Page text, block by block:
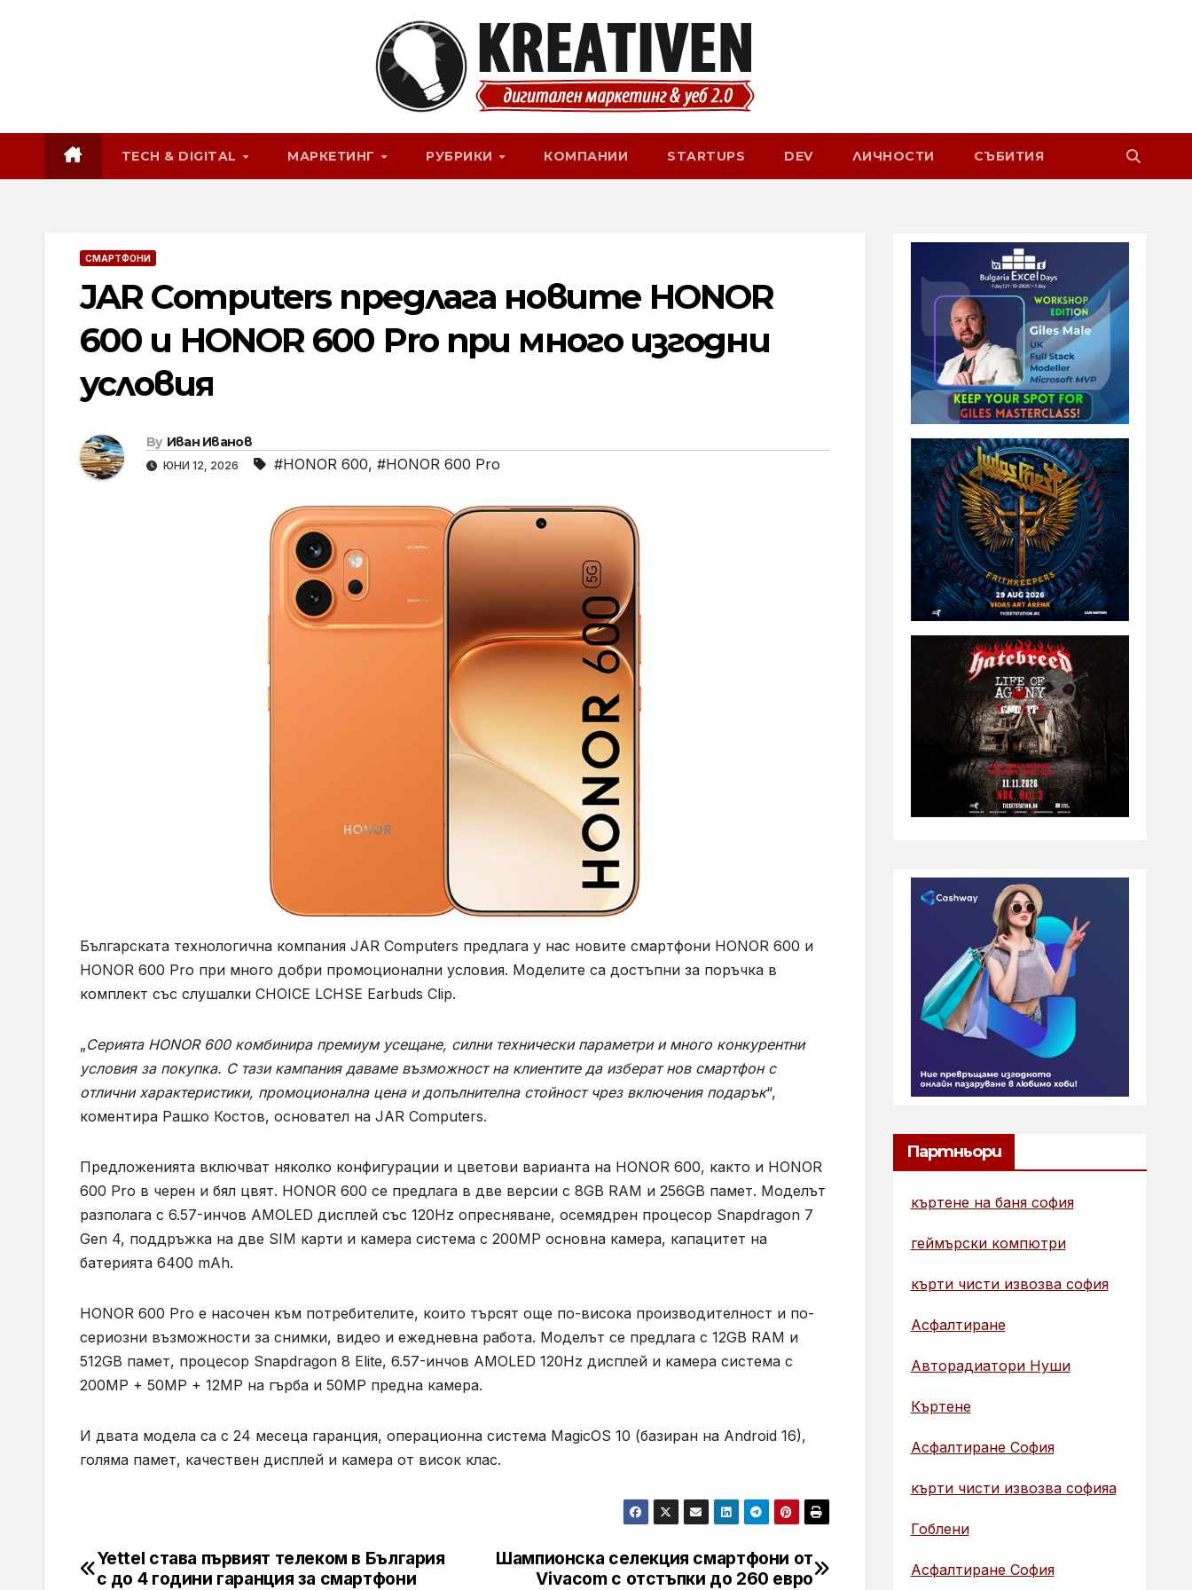
TECH & DIGITAL МАРКЕТИНГ РУБРИКИ КОМПАНИИ STARTUPS DEV ЛИЧНОСТИ СЪБИТИЯ
СМАРТФОНИ
JAR Computers предлага новите HONOR
600 и HONOR 600 Pro при много изгодни
условия
By Иван Иванов
ЮНИ 12, 2026 #HONOR 600, #HONOR 600 Pro
Българската технологична компания JAR Computers предлага у нас новите смартфони HONOR 600 и
HONOR 600 Pro при много добри промоционални условия. Моделите са достъпни за поръчка в
комплект със слушалки CHOICE LCHSE Earbuds Clip.
„Серията HONOR 600 комбинира премиум усещане, силни технически параметри и много конкурентни
условия за покупка. С тази кампания даваме възможност на клиентите да изберат нов смартфон с
отлични характеристики, промоционална цена и допълнителна стойност чрез включения подарък“,
коментира Рашко Костов, основател на JAR Computers.
Предложенията включват няколко конфигурации и цветови варианта на HONOR 600, както и HONOR
600 Pro в черен и бял цвят. HONOR 600 се предлага в две версии с 8GB RAM и 256GB памет. Моделът
разполага с 6.57-инчов AMOLED дисплей със 120Hz опресняване, осемядрен процесор Snapdragon 7
Gen 4, поддръжка на две SIM карти и камера система с 200MP основна камера, капацитет на
батерията 6400 mAh.
HONOR 600 Pro е насочен към потребителите, които търсят още по-висока производителност и по-
сериозни възможности за снимки, видео и ежедневна работа. Моделът се предлага с 12GB RAM и
512GB памет, процесор Snapdragon 8 Elite, 6.57-инчов AMOLED 120Hz дисплей и камера система с
200MP + 50MP + 12MP на гърба и 50MP предна камера.
И двата модела са с 24 месеца гаранция, операционна система MagicOS 10 (базиран на Android 16),
голяма памет, качествен дисплей и камера от висок клас.
Навигация
Шампионска селекция смартфони от
Vivacom с отстъпки до 260 евро
Yettel става първият телеком в България
с до 4 години гаранция за смартфони
Партньори
къртене на баня софия
геймърски компютри
кърти чисти извозва софия
Асфалтиране
Авторадиатори Нуши
Къртене
Асфалтиране София
кърти чисти извозва софияа
Гоблени
Асфалтиране София